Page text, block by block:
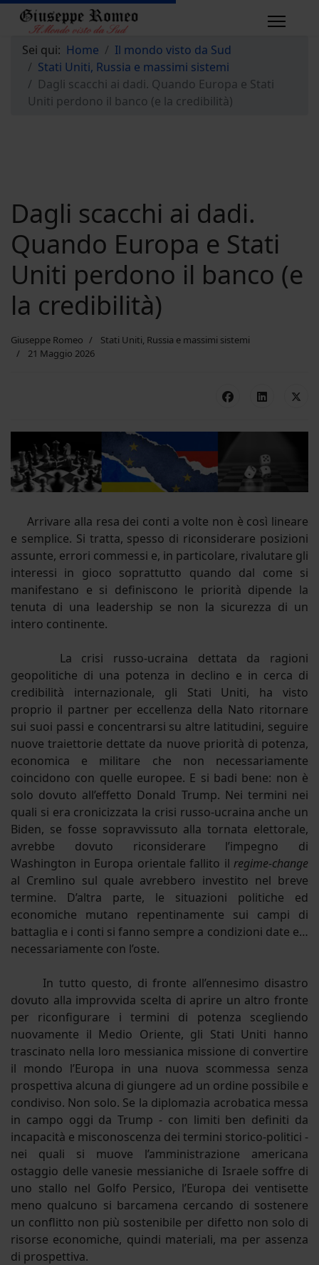
Sei qui: Home
Il mondo visto da Sud
Stati Uniti, Russia e massimi sistemi
Dagli scacchi ai dadi. Quando Europa e Stati
Uniti perdono il banco (e la credibilità)
Dagli scacchi ai dadi.
Quando Europa e Stati
Uniti perdono il banco (e
la credibilità)
Giuseppe Romeo
Stati Uniti, Russia e massimi sistemi
21 Maggio 2026
Arrivare alla resa dei conti a volte non è così lineare
e semplice. Si tratta, spesso di riconsiderare posizioni
assunte, errori commessi e, in particolare, rivalutare gli
interessi in gioco soprattutto quando dal come si
manifestano e si definiscono le priorità dipende la
tenuta di una leadership se non la sicurezza di un
intero continente.
La crisi russo-ucraina dettata da ragioni
geopolitiche di una potenza in declino e in cerca di
credibilità internazionale, gli Stati Uniti, ha visto
proprio il partner per eccellenza della Nato ritornare
sui suoi passi e concentrarsi su altre latitudini, seguire
nuove traiettorie dettate da nuove priorità di potenza,
economica e militare che non necessariamente
coincidono con quelle europee. E si badi bene: non è
solo dovuto all’effetto Donald Trump. Nei termini nei
quali si era cronicizzata la crisi russo-ucraina anche un
Biden, se fosse sopravvissuto alla tornata elettorale,
avrebbe dovuto riconsiderare l’impegno di
Washington in Europa orientale fallito il regime-change
al Cremlino sul quale avrebbero investito nel breve
termine. D’altra parte, le situazioni politiche ed
economiche mutano repentinamente sui campi di
battaglia e i conti si fanno sempre a condizioni date e…
necessariamente con l’oste.
In tutto questo, di fronte all’ennesimo disastro
dovuto alla improvvida scelta di aprire un altro fronte
per riconfigurare i termini di potenza scegliendo
nuovamente il Medio Oriente, gli Stati Uniti hanno
trascinato nella loro messianica missione di convertire
il mondo l’Europa in una nuova scommessa senza
prospettiva alcuna di giungere ad un ordine possibile e
condiviso. Non solo. Se la diplomazia acrobatica messa
in campo oggi da Trump - con limiti ben definiti da
incapacità e misconoscenza dei termini storico-politici -
nei quali si muove l’amministrazione americana
ostaggio delle vanesie messianiche di Israele soffre di
uno stallo nel Golfo Persico, l’Europa dei ventisette
meno qualcuno si barcamena cercando di sostenere
un conflitto non più sostenibile per difetto non solo di
risorse economiche, quindi materiali, ma per assenza
di prospettiva.